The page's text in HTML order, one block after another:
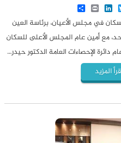
Twitter
LinkedIn
Print
في مجلس الأعيان، برئاسة العين
مع أمين عام المجلس الأعلى للسكان
دائرة الإحصاءات العامة الدكتور حيدر...
المزيد